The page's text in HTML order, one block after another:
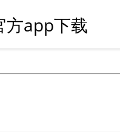
方app下载